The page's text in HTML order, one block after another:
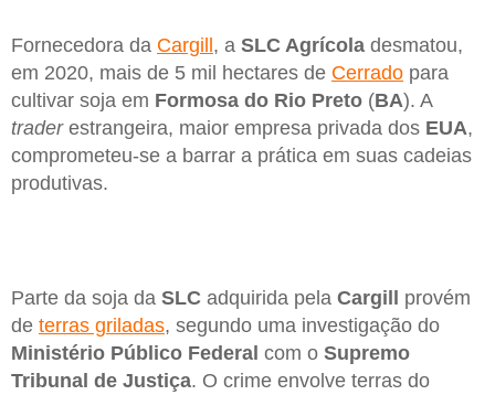
Fornecedora da Cargill , a SLC Agrícola desmatou,
em 2020, mais de 5 mil hectares de Cerrado para
cultivar soja em Formosa do Rio Preto (BA). A
traderestrangeira, maior empresa privada dos EUA,
comprometeu-se a barrar a prática em suas cadeias
produtivas.
Parte da soja da SLC adquirida pela Cargill provém
de terras griladas, segundo uma investigação do
Ministério Público Federal com o Supremo
Tribunal de Justiça. O crime envolve terras do